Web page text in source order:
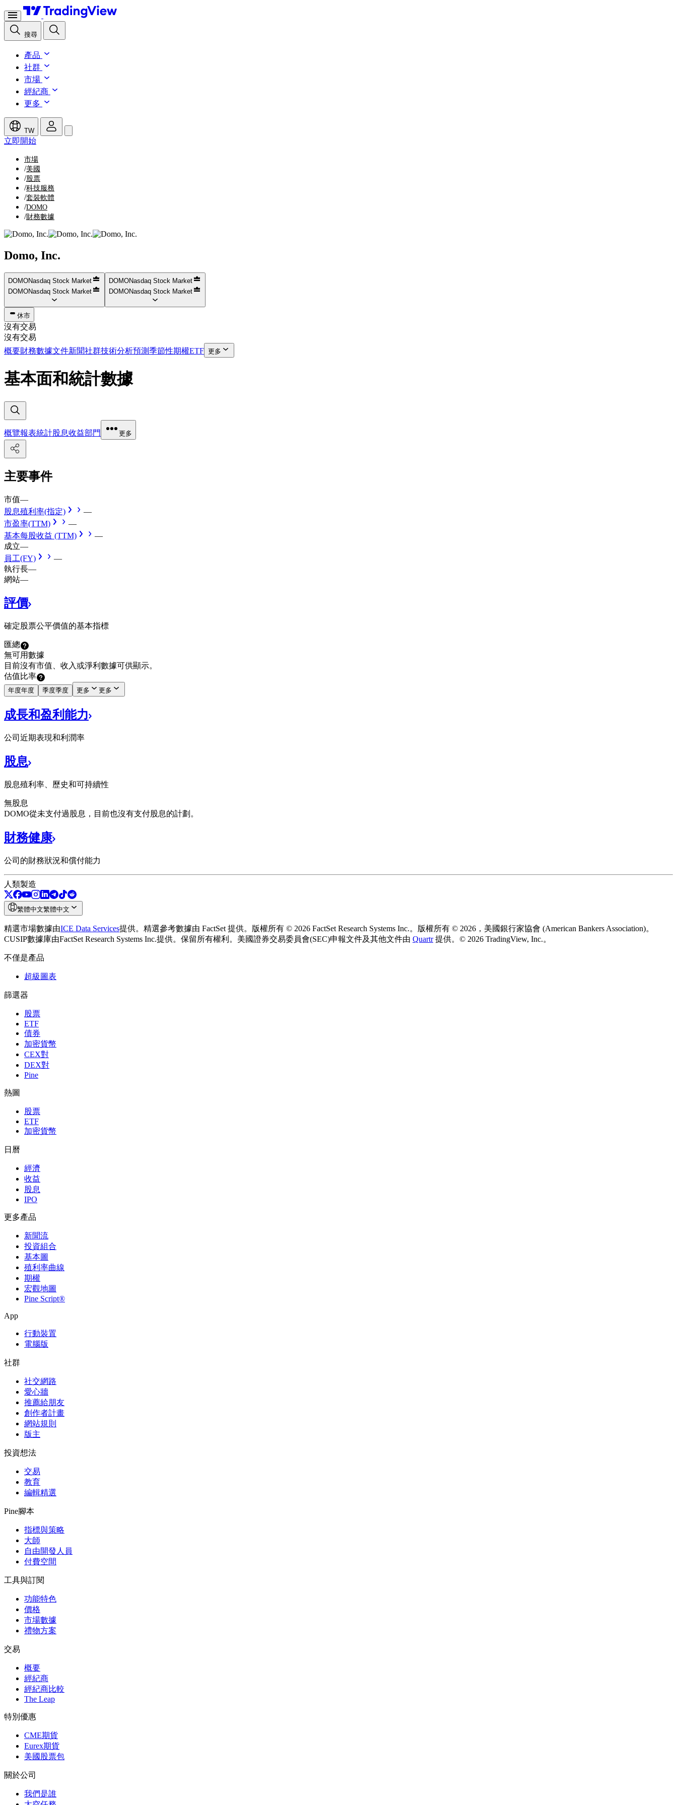
搜尋
產品
社群
市場
經紀商
更多
TW
立即開始
市場
/美國
/股票
/科技服務
/套裝軟體
/DOMO
/財務數據
Domo, Inc.
DOMONasdaq Stock Market
DOMONasdaq Stock Market
DOMONasdaq Stock Market
DOMONasdaq Stock Market
休市
沒有交易
沒有交易
概要財務數據文件新聞社群技術分析預測季節性期權ETF 更多
基本面和統計數據
概覽報表統計股息收益部門 更多
主要事件
市值—
股息殖利率(指定)
—
市盈率(TTM)
—
基本每股收益 (TTM)
—
成立—
員工(FY)
—
執行長—
網站—
評價
確定股票公平價值的基本指標
匯總
無可用數據
目前沒有市值、收入或淨利數據可供顯示。
估值比率
年度年度 季度季度 更多 更多
成長和盈利能力
公司近期表現和利潤率
股息
股息殖利率、歷史和可持續性
無股息
DOMO從未支付過股息，目前也沒有支付股息的計劃。
財務健康
公司的財務狀況和償付能力
人類製造
繁體中文繁體中文
精選市場數據由ICE Data Services提供。 精選參考數據由 FactSet 提供。版權所有 © 2026 FactSet Research Systems Inc.。 版權所有 © 2026，美國銀行家協會 (American Bankers Association)。
CUSIP數據庫由FactSet Research Systems Inc.提供。保留所有權利。 美國證券交易委員會(SEC)申報文件及其他文件由 Quartr提供。 © 2026 TradingView, Inc.。
不僅是產品
超級圖表
篩選器
股票
ETF
債券
加密貨幣
CEX對
DEX對
Pine
熱圖
股票
ETF
加密貨幣
日曆
經濟
收益
股息
IPO
更多產品
新聞流
投資組合
基本圖
殖利率曲線
期權
宏觀地圖
Pine Script®
App
行動裝置
電腦版
社群
社交網路
愛心牆
推薦給朋友
創作者計畫
網站規則
版主
投資想法
交易
教育
編輯精選
Pine腳本
指標與策略
大師
自由開發人員
付費空間
工具與訂閱
功能特色
價格
市場數據
禮物方案
交易
概要
經紀商
經紀商比較
The Leap
特別優惠
CME期貨
Eurex期貨
美國股票包
關於公司
我們是誰